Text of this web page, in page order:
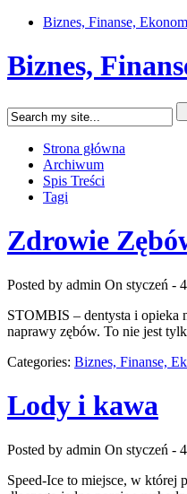
Biznes, Finanse,
Biznes,
Strona główna
Archiwum
Spis Treści
Tagi
Zdrowie
Posted by admin On styczeń -
STOMBIS – dentysta i opieka
naprawy zębów. To nie jest
Categories: Biznes, Finanse,
Lody i kawa
Posted by admin On styczeń -
Speed-Ice to miejsce, w której